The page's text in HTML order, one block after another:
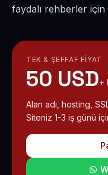
faydalı rehberler için
TEK & ŞEFFAF FIYAT
50 USD+
Alan adı, hosting,
Siteniz 1-3 iş günü